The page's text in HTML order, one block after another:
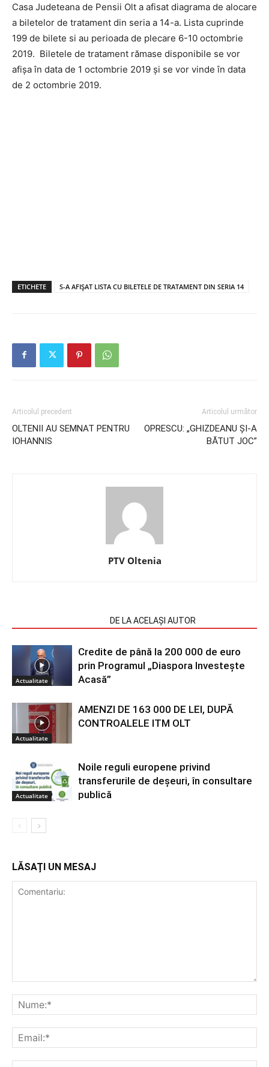
Casa Judeteana de Pensii Olt a afisat diagrama de alocare
a biletelor de tratament din seria a 14-a. Lista cuprinde
199 de bilete si au perioada de plecare 6-10 octombrie
2019. Biletele de tratament rămase disponibile se vor
afișa în data de 1 octombrie 2019 și se vor vinde în data
de 2 octombrie 2019.
ETICHETE S-A AFIȘAT LISTA CU BILETELE DE TRATAMENT DIN SERIA 14
Articolul precedent
OLTENII AU SEMNAT PENTRU
IOHANNIS
Articolul următor
OPRESCU: „GHIZDEANU ȘI-A
BĂTUT JOC”
PTV Oltenia
DE LA ACELAȘI AUTOR
Actualitate
Credite de până la 200 000 de euro
prin Programul „Diaspora Investește
Acasă”
Actualitate
AMENZI DE 163 000 DE LEI, DUPĂ
CONTROALELE ITM OLT
Actualitate
Noile reguli europene privind
transferurile de deșeuri, în consultare
publică
LĂSAȚI UN MESAJ